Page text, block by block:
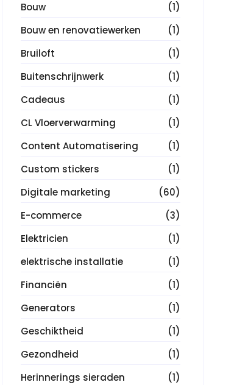
Bouw
(1)
Bouw en renovatiewerken
(1)
Bruiloft
(1)
Buitenschrijnwerk
(1)
Cadeaus
(1)
CL Vloerverwarming
(1)
Content Automatisering
(1)
Custom stickers
(1)
Digitale marketing
(60)
E-commerce
(3)
Elektricien
(1)
elektrische installatie
(1)
Financiën
(1)
Generators
(1)
Geschiktheid
(1)
Gezondheid
(1)
Herinnerings sieraden
(1)